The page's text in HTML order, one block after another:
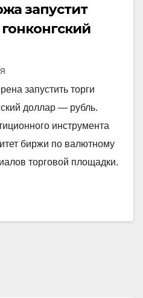
запустит
запустить торги
доллар — рубль.
инструмента
биржи по валютному
торговой площадки.